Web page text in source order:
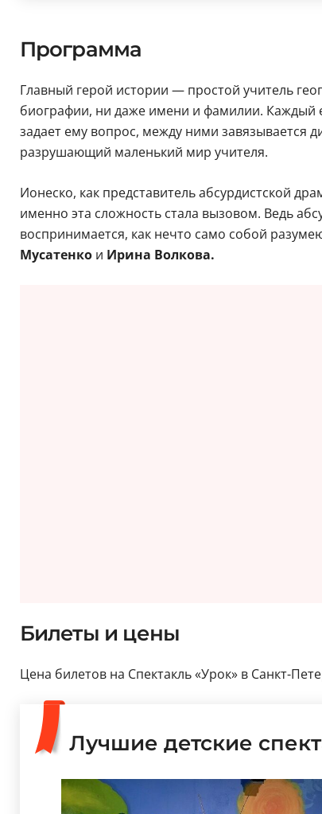
Программа
Главный герой истории — простой учитель
биографии, ни даже имени и фамилии. Каждый
задает ему вопрос, между ними
разрушающий маленький мир учителя.
Ионеско, как представитель абсурдистской
именно эта сложность стала вызовом. Ведь
воспринимается, как нечто само собой
Мусатенко и Ирина Волкова.
Билеты и цены
Цена билетов на Спектакль «Урок» в Санкт-
Лучшие детские